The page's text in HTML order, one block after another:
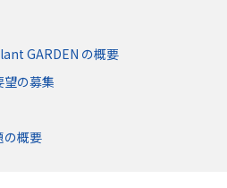
GARDEN の概要
望の募集
の概要